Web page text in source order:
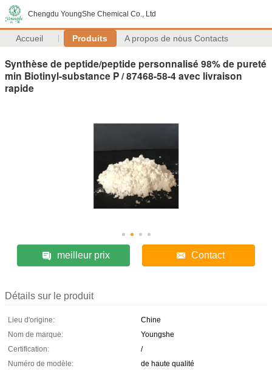
Chengdu YoungShe Chemical Co., Ltd
Accueil Produits A propos de nous Contacts
Synthèse de peptide/peptide personnalisé 98% de pureté
min Biotinyl-substance P / 87468-58-4 avec livraison
rapide
meilleur prix Contact
Détails sur le produit
Lieu d'origine:
Chine
Nom de marque:
Youngshe
Certification:
/
Numéro de modèle:
de haute qualité